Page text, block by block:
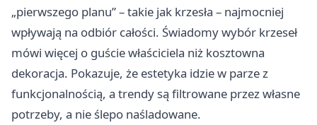
„pierwszego planu” – takie jak krzesła – najmocniej
wpływają na odbiór całości. Świadomy wybór krzeseł
mówi więcej o guście właściciela niż kosztowna
dekoracja. Pokazuje, że estetyka idzie w parze z
funkcjonalnością, a trendy są filtrowane przez własne
potrzeby, a nie ślepo naśladowane.